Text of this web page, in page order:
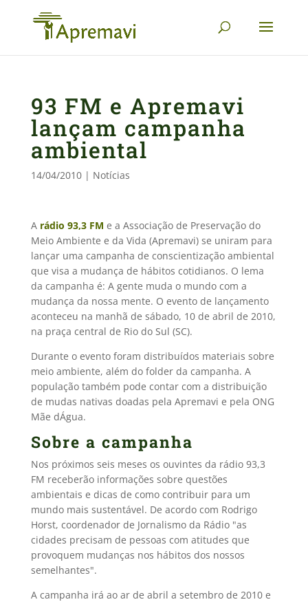
93 FM e Apremavi
lançam campanha
ambiental
14/04/2010| Notícias
A rádio 93,3 FM e a Associação de Preservação do
Meio Ambiente e da Vida (Apremavi) se uniram para
lançar uma campanha de conscientização ambiental
que visa a mudança de hábitos cotidianos. O lema
da campanha é: A gente muda o mundo com a
mudança da nossa mente. O evento de lançamento
aconteceu na manhã de sábado, 10 de abril de 2010,
na praça central de Rio do Sul (SC).
Durante o evento foram distribuídos materiais sobre
meio ambiente, além do folder da campanha. A
população também pode contar com a distribuição
de mudas nativas doadas pela Apremavi e pela ONG
Mãe dÁgua.
Sobre a campanha
Nos próximos seis meses os ouvintes da rádio 93,3
FM receberão informações sobre questões
ambientais e dicas de como contribuir para um
mundo mais sustentável. De acordo com Rodrigo
Horst, coordenador de Jornalismo da Rádio "as
cidades precisam de pessoas com atitudes que
provoquem mudanças nos hábitos dos nossos
semelhantes".
A campanha irá ao ar de abril a setembro de 2010 e